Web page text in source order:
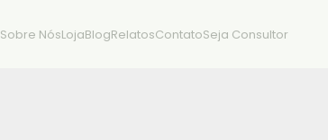
Sobre NósLojaBlogRelatosContatoSeja Consultor